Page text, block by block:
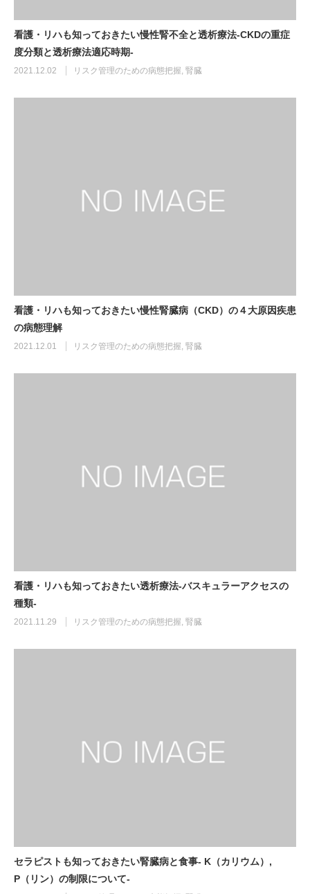
看護・リハも知っておきたい慢性腎不全と透析療法-CKDの重症
度分類と透析療法適応時期-
2021.12.02 リスク管理のための病態把握, 腎臓
看護・リハも知っておきたい慢性腎臓病（CKD）の４大原因疾患
の病態理解
2021.12.01 リスク管理のための病態把握, 腎臓
看護・リハも知っておきたい透析療法-バスキュラーアクセスの
種類-
2021.11.29 リスク管理のための病態把握, 腎臓
セラピストも知っておきたい腎臓病と食事- K（カリウム）,
P（リン）の制限について-